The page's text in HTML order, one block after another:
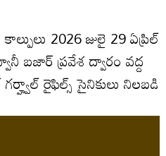
2026 జులై 29 ఏప్రిల్
బజార్ ప్రవేశ ద్వారం వద్ద
రైఫిల్స్ సైనికులు నిలబడి